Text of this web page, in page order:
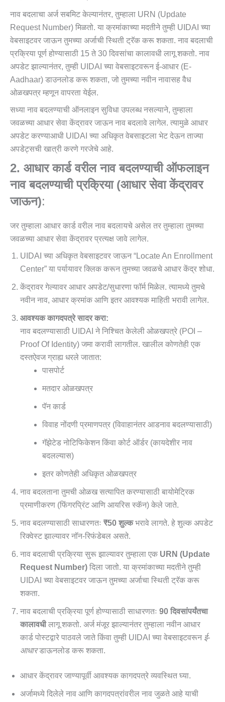
नाव बदलाचा अर्ज सबमिट केल्यानंतर, तुम्हाला URN (Update
Request Number) मिळतो. या क्रमांकाच्या मदतीने तुम्ही UIDAI च्या
वेबसाइटवर जाऊन तुमच्या अर्जाची स्थिती ट्रॅक करू शकता. नाव बदलाची
प्रक्रिया पूर्ण होण्यासाठी 15 ते 30 दिवसांचा कालावधी लागू शकतो. नाव
अपडेट झाल्यानंतर, तुम्ही UIDAI च्या वेबसाइटवरून ई-आधार (e-
Aadhaar) डाउनलोड करू शकता, जो तुमच्या नवीन नावासह वैध
ओळखपत्र म्हणून वापरता येईल.
सध्या नाव बदलण्याची ऑनलाइन सुविधा उपलब्ध नसल्याने, तुम्हाला
जवळच्या आधार सेवा केंद्रावर जाऊन नाव बदलावे लागेल. त्यामुळे आधार
अपडेट करण्याआधी UIDAI च्या अधिकृत वेबसाइटला भेट देऊन ताज्या
अपडेट्सची खात्री करणे गरजेचे आहे.
2. आधार कार्ड वरीलनाव बदलण्याची ऑफलाइन
नाव बदलण्याची प्रक्रिया (आधार सेवा केंद्रावर
जाऊन):
जर तुम्हाला आधार कार्ड वरील नाव बदलायचे असेल तर तुम्हाला तुमच्या
जवळच्या आधार सेवा केंद्रावर प्रत्यक्ष जावे लागेल.
UIDAI च्या अधिकृत वेबसाइटवर जाऊन “Locate An Enrollment
Center” या पर्यायावर क्लिक करून तुमच्या जवळचे आधार केंद्र शोधा.
केंद्रावर गेल्यावर आधार अपडेट/सुधारणा फॉर्म मिळेल. त्यामध्ये तुमचे
नवीन नाव, आधार क्रमांक आणि इतर आवश्यक माहिती भरावी लागेल.
आवश्यक कागदपत्रे सादर करा:
नाव बदलण्यासाठी UIDAI ने निश्चित केलेली ओळखपत्रे (POI –
Proof Of Identity) जमा करावी लागतील. खालील कोणतेही एक
दस्तऐवज ग्राह्य धरले जातात:
पासपोर्ट
मतदार ओळखपत्र
पॅन कार्ड
विवाह नोंदणी प्रमाणपत्र (विवाहानंतर आडनाव बदलण्यासाठी)
गॅझेटेड नोटिफिकेशन किंवा कोर्ट ऑर्डर (कायदेशीर नाव
बदलल्यास)
इतर कोणतेही अधिकृत ओळखपत्र
नाव बदलताना तुमची ओळख सत्यापित करण्यासाठी बायोमेट्रिक
प्रमाणीकरण (फिंगरप्रिंट आणि आयरिस स्कॅन) केले जाते.
नाव बदलण्यासाठी साधारणतः ₹50 शुल्कभरावे लागते. हे शुल्क अपडेट
रिक्वेस्ट झाल्यावर नॉन-रिफंडेबल असते.
नाव बदलाची प्रक्रिया सुरू झाल्यावर तुम्हाला एक URN (Update
Request Number) दिला जातो. या क्रमांकाच्या मदतीने तुम्ही
UIDAI च्या वेबसाइटवर जाऊन तुमच्या अर्जाचा स्थिती ट्रॅक करू
शकता.
नाव बदलाची प्रक्रिया पूर्ण होण्यासाठी साधारणतः 90 दिवसांपर्यंतचा
कालावधीलागू शकतो. अर्ज मंजूर झाल्यानंतर तुम्हाला नवीन आधार
कार्ड पोस्टद्वारे पाठवले जाते किंवा तुम्ही UIDAI च्या वेबसाइटवरून ई-
आधारडाऊनलोड करू शकता.
आधार केंद्रावर जाण्यापूर्वी आवश्यक कागदपत्रे व्यवस्थित घ्या.
अर्जामध्ये दिलेले नाव आणि कागदपत्रांवरील नाव जुळते आहे याची